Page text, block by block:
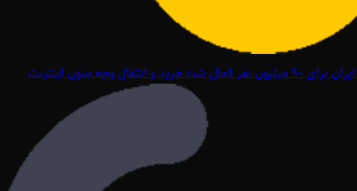
خرید و انتقال وجه بدون اینترنت